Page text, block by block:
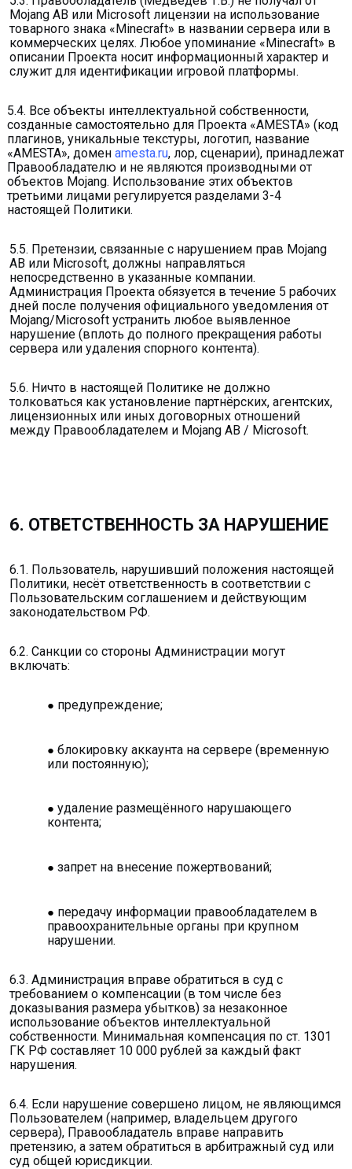
Mojang AB или Microsoft лицензии на использование
товарного знака «Minecraft» в названии сервера или в
коммерческих целях. Любое упоминание «Minecraft» в
описании Проекта носит информационный характер и
служит для идентификации игровой платформы.
5.4. Все объекты интеллектуальной собственности,
созданные самостоятельно для Проекта «AMESTA» (код
плагинов, уникальные текстуры, логотип, название
«AMESTA», доменamesta.ru, лор, сценарии), принадлежат
Правообладателю и не являются производными от
объектов Mojang. Использование этих объектов
третьими лицами регулируется разделами 3-4
настоящей Политики.
5.5. Претензии, связанные с нарушением прав Mojang
AB или Microsoft, должны направляться
непосредственно в указанные компании.
Администрация Проекта обязуется в течение 5 рабочих
дней после получения официального уведомления от
Mojang/Microsoft устранить любое выявленное
нарушение (вплоть до полного прекращения работы
сервера или удаления спорного контента).
5.6. Ничто в настоящей Политике не должно
толковаться как установление партнёрских, агентских,
лицензионных или иных договорных отношений
между Правообладателем и Mojang AB / Microsoft.
6. ОТВЕТСТВЕННОСТЬ ЗА НАРУШЕНИЕ
6.1. Пользователь, нарушивший положения настоящей
Политики, несёт ответственность в соответствии с
Пользовательским соглашением и действующим
законодательством РФ.
6.2. Санкции со стороны Администрации могут
включать:
предупреждение;
блокировку аккаунта на сервере (временную
или постоянную);
удаление размещённого нарушающего
контента;
запрет на внесение пожертвований;
передачу информации правообладателем в
правоохранительные органы при крупном
нарушении.
6.3. Администрация вправе обратиться в суд с
требованием о компенсации (в том числе без
доказывания размера убытков) за незаконное
использование объектов интеллектуальной
собственности. Минимальная компенсация по ст. 1301
ГК РФ составляет 10 000 рублей за каждый факт
нарушения.
6.4. Если нарушение совершено лицом, не являющимся
Пользователем (например, владельцем другого
сервера), Правообладатель вправе направить
претензию, а затем обратиться в арбитражный суд или
суд общей юрисдикции.